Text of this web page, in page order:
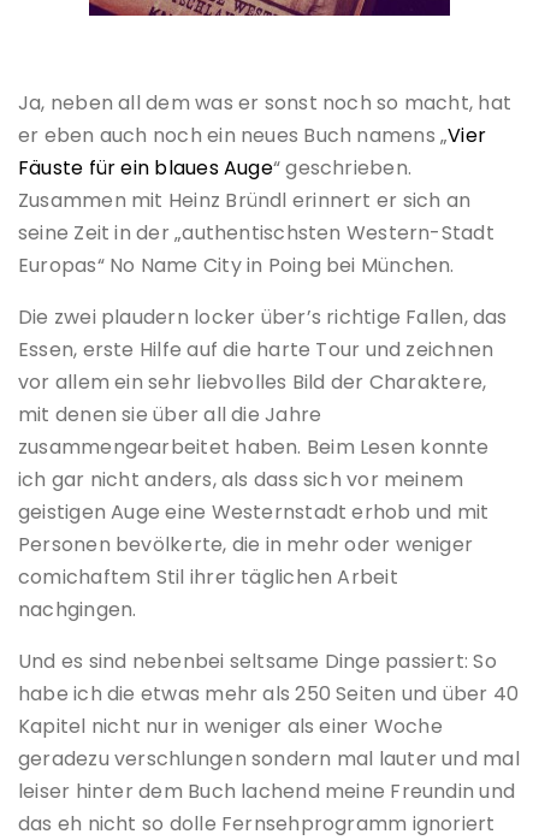
Ja, neben all dem was er sonst noch so macht, hat
er eben auch noch ein neues Buch namens „Vier
Fäuste für ein blaues Auge“ geschrieben.
Zusammen mit Heinz Bründl erinnert er sich an
seine Zeit in der „authentischsten Western-Stadt
Europas“ No Name City in Poing bei München.
Die zwei plaudern locker über’s richtige Fallen, das
Essen, erste Hilfe auf die harte Tour und zeichnen
vor allem ein sehr liebvolles Bild der Charaktere,
mit denen sie über all die Jahre
zusammengearbeitet haben. Beim Lesen konnte
ich gar nicht anders, als dass sich vor meinem
geistigen Auge eine Westernstadt erhob und mit
Personen bevölkerte, die in mehr oder weniger
comichaftem Stil ihrer täglichen Arbeit
nachgingen.
Und es sind nebenbei seltsame Dinge passiert: So
habe ich die etwas mehr als 250 Seiten und über 40
Kapitel nicht nur in weniger als einer Woche
geradezu verschlungen sondern mal lauter und mal
leiser hinter dem Buch lachend meine Freundin und
das eh nicht so dolle Fernsehprogramm ignoriert